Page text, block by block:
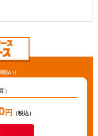
払い）
）
円 （税込）